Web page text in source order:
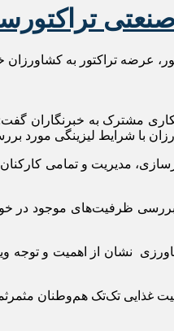
عرضه تراکتور به
مشترک به خبرنگاران
با شرایط لیزینگی مورد
رشادت‌های مردمان این خطه در ۸ سال دفاع مقدس افزود:
بررسی ظرفیت‌های موجود در
نشان از اهمیت و توجه
غذایی تک‌تک هم‌وطنان